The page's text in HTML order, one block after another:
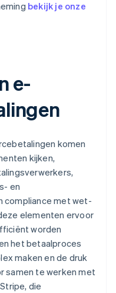
bekijk je onze
e-
komen
kijken,
en
compliance met wet-
elementen ervoor
worden
het betaalproces
maken en de druk
samen te werken met
die